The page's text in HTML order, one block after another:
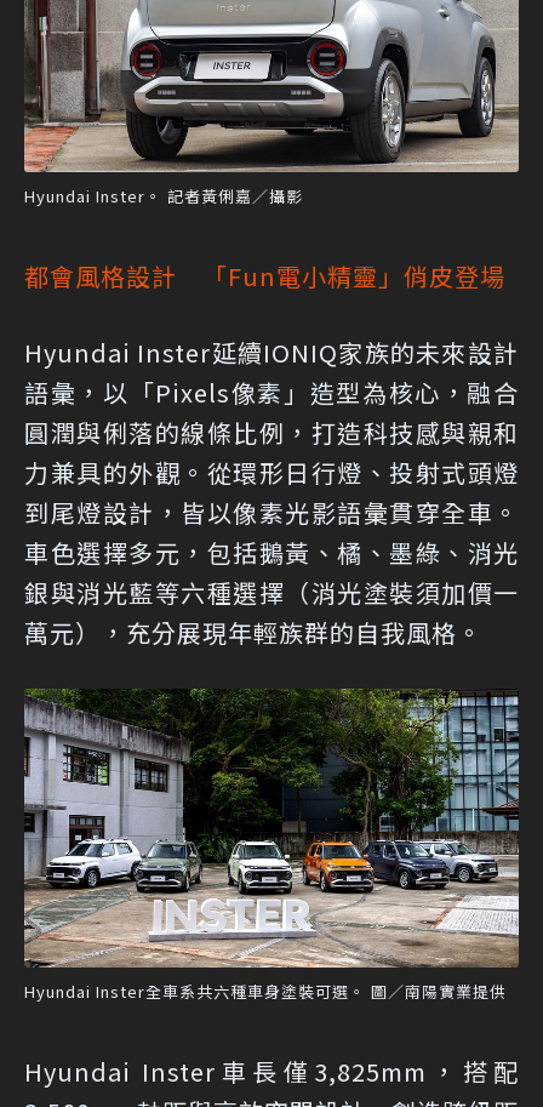
Hyundai Inster。 記者黃俐嘉／攝影
都會風格設計 「Fun電小精靈」俏皮登場
Hyundai Inster延續IONIQ家族的未來設計
語彙，以「Pixels像素」造型為核心，融合
圓潤與俐落的線條比例，打造科技感與親和
力兼具的外觀。從環形日行燈、投射式頭燈
到尾燈設計，皆以像素光影語彙貫穿全車。
車色選擇多元，包括鵝黃、橘、墨綠、消光
銀與消光藍等六種選擇（消光塗裝須加價一
萬元），充分展現年輕族群的自我風格。
Hyundai Inster全車系共六種車身塗裝可選。 圖／南陽實業提供
Hyundai Inster車長僅3,825mm，搭配